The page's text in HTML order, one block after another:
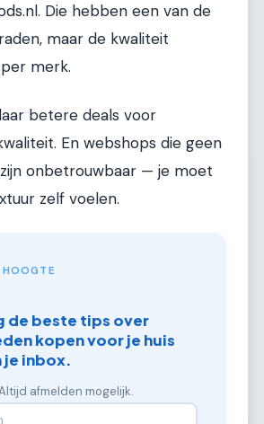
Die hebben een van de
maar de kwaliteit
merk.
betere deals voor
En webshops die geen
onbetrouwbaar — je moet
zelf voelen.
de beste tips over
kopen voor je huis
je inbox.
afmelden mogelijk.